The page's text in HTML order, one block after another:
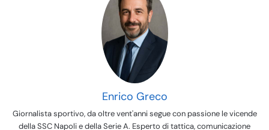
Enrico Greco
Giornalista sportivo, da oltre vent'anni segue con passione le vicende
della SSC Napoli e della Serie A. Esperto di tattica, comunicazione